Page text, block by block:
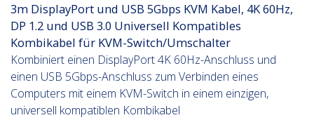
3m DisplayPort und USB 5Gbps KVM Kabel, 4K 60Hz,
DP 1.2 und USB 3.0 Universell Kompatibles
Kombikabel für KVM-Switch/Umschalter
Kombiniert einen DisplayPort 4K 60Hz-Anschluss und
einen USB 5Gbps-Anschluss zum Verbinden eines
Computers mit einem KVM-Switch in einem einzigen,
universell kompatiblen Kombikabel